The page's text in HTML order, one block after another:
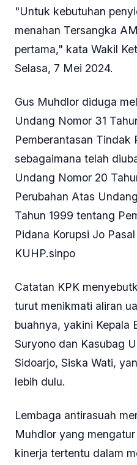
"Untuk kebutuhan
menahan Tersangka
pertama," kata Wakil
Selasa, 7 Mei 2024.
Gus Muhdlor diduga
Undang Nomor 31
Pemberantasan Tindak
sebagaimana telah
Undang Nomor 20
Perubahan Atas
Tahun 1999 tentang
Pidana Korupsi Jo
KUHP.sinpo
Catatan KPK
turut menikmati aliran
buahnya, yakini Kepala
Suryono dan Kasubag
Sidoarjo, Siska Wati,
lebih dulu.
Lembaga antirasuah
Muhdlor yang
kinerja tertentu dalam